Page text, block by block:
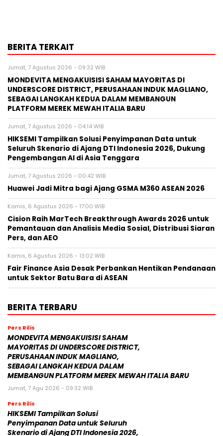
BERITA TERKAIT
Jumat, 7 Agustus 2026 - 09:32 WIB
MONDEVITA MENGAKUISISI SAHAM MAYORITAS DI
UNDERSCORE DISTRICT, PERUSAHAAN INDUK MAGLIANO,
SEBAGAI LANGKAH KEDUA DALAM MEMBANGUN
PLATFORM MEREK MEWAH ITALIA BARU
Jumat, 7 Agustus 2026 - 04:14 WIB
HIKSEMI Tampilkan Solusi Penyimpanan Data untuk
Seluruh Skenario di Ajang DTI Indonesia 2026, Dukung
Pengembangan AI di Asia Tenggara
Jumat, 7 Agustus 2026 - 00:42 WIB
Huawei Jadi Mitra bagi Ajang GSMA M360 ASEAN 2026
Kamis, 6 Agustus 2026 - 17:00 WIB
Cision Raih MarTech Breakthrough Awards 2026 untuk
Pemantauan dan Analisis Media Sosial, Distribusi Siaran
Pers, dan AEO
Kamis, 6 Agustus 2026 - 13:02 WIB
Fair Finance Asia Desak Perbankan Hentikan Pendanaan
untuk Sektor Batu Bara di ASEAN
BERITA TERBARU
Pers Rilis
MONDEVITA MENGAKUISISI SAHAM
MAYORITAS DI UNDERSCORE DISTRICT,
PERUSAHAAN INDUK MAGLIANO,
SEBAGAI LANGKAH KEDUA DALAM
MEMBANGUN PLATFORM MEREK MEWAH ITALIA BARU
Jumat, 7 Agu 2026 - 09:32 WIB
Pers Rilis
HIKSEMI Tampilkan Solusi
Penyimpanan Data untuk Seluruh
Skenario di Ajang DTI Indonesia 2026,